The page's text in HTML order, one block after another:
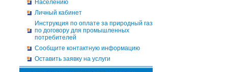
Населению
Личный кабинет
Инструкция по оплате за природный газ
по договору для промышленных
потребителей
Сообщите контактную информацию
Оставить заявку на услуги